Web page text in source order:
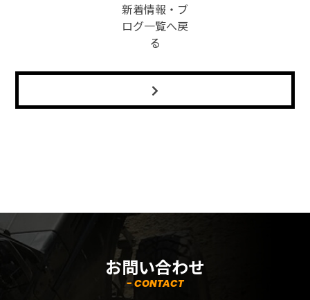
新着情報・ブ
ログ一覧へ戻
る
お問い合わせ
- CONTACT